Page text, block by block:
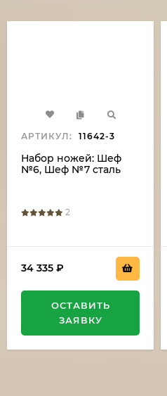
АРТИКУЛ: 11642-3
Набор ножей: Шеф
№6, Шеф №7 сталь
2
34 335 ₽
ОСТАВИТЬ
ЗАЯВКУ